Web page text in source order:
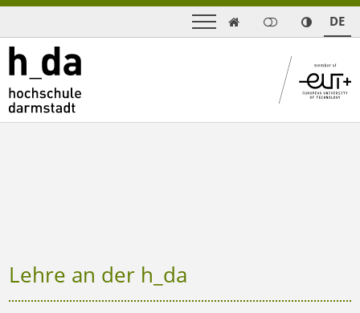
 DE
Lehre an der h_da